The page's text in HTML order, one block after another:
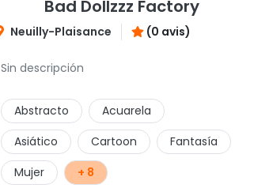
Bad Dollzzz Factory
Neuilly-Plaisance (0 avis)
Sin descripción
Abstracto
Acuarela
Asiático
Cartoon
Fantasía
Mujer
+ 8